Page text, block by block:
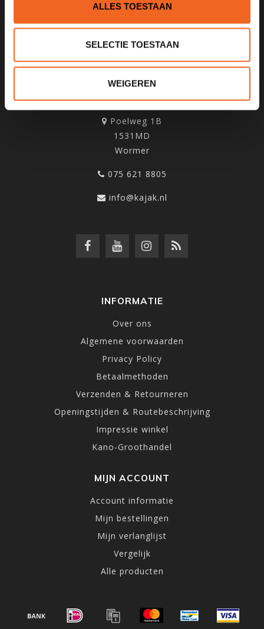
ALLES TOESTAAN
SELECTIE TOESTAAN
WEIGEREN
SCHRIJF JE IN VOOR ONZE
NIEUWSBRIEF
KANOCENTRUM ARJAN BLOEM
Poelweg 1B
1531MD
Wormer
075 621 8805
info@kajak.nl
INFORMATIE
Over ons
Algemene voorwaarden
Privacy Policy
Betaalmethoden
Verzenden & Retourneren
Openingstijden & Routebeschrijving
Impressie winkel
Kano-Groothandel
MIJN ACCOUNT
Account informatie
Mijn bestellingen
Mijn verlanglijst
Vergelijk
Alle producten